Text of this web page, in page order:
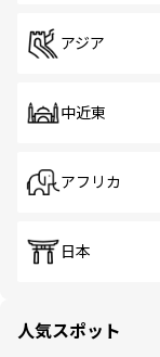
アジア
中近東
アフリカ
日本
人気スポット